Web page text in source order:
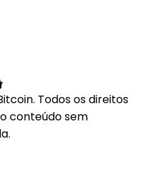
Todos os direitos
conteúdo sem